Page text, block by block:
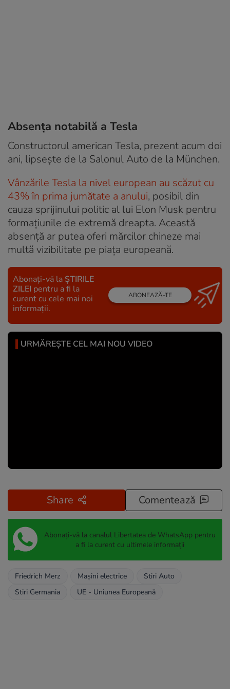
Absența notabilă a Tesla
Constructorul american Tesla, prezent acum doi
ani, lipsește de la Salonul Auto de la München.
Vânzările Tesla la nivel european au scăzut cu
43% în prima jumătate a anului, posibil din
cauza sprijinului politic al lui Elon Musk pentru
formațiunile de extremă dreapta. Această
absență ar putea oferi mărcilor chineze mai
multă vizibilitate pe piața europeană.
Abonați-vă la ȘTIRILE
ZILEI pentru a fi la
curent cu cele mai noi
informații.
ABONEAZĂ-TE
URMĂREȘTE CEL MAI NOU VIDEO
Share Comentează
Abonați-vă la canalul Libertatea de WhatsApp pentru
a fi la curent cu ultimele informații
Friedrich Merz Mașini electrice
Stiri Auto
Stiri Germania
UE - Uniunea Europeană